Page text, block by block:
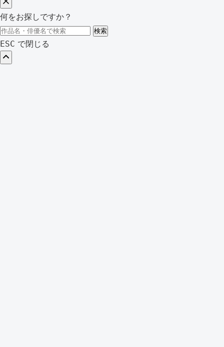
何をお探しですか？
検
索:
検索
ESC で閉じる